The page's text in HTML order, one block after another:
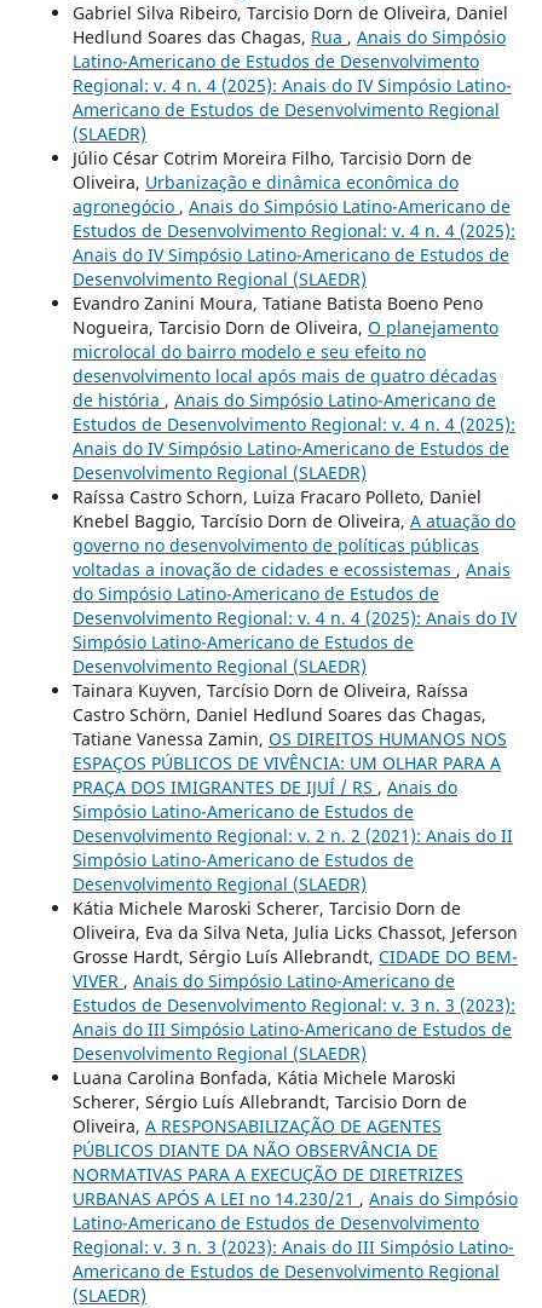
Gabriel Silva Ribeiro, Tarcisio Dorn de Oliveira, Daniel
Hedlund Soares das Chagas, Rua , Anais do Simpósio
Latino-Americano de Estudos de Desenvolvimento
Regional: v. 4 n. 4 (2025): Anais do IV Simpósio Latino-
Americano de Estudos de Desenvolvimento Regional
(SLAEDR)
Júlio César Cotrim Moreira Filho, Tarcisio Dorn de
Oliveira, Urbanização e dinâmica econômica do
agronegócio , Anais do Simpósio Latino-Americano de
Estudos de Desenvolvimento Regional: v. 4 n. 4 (2025):
Anais do IV Simpósio Latino-Americano de Estudos de
Desenvolvimento Regional (SLAEDR)
Evandro Zanini Moura, Tatiane Batista Boeno Peno
Nogueira, Tarcisio Dorn de Oliveira, O planejamento
microlocal do bairro modelo e seu efeito no
desenvolvimento local após mais de quatro décadas
de história , Anais do Simpósio Latino-Americano de
Estudos de Desenvolvimento Regional: v. 4 n. 4 (2025):
Anais do IV Simpósio Latino-Americano de Estudos de
Desenvolvimento Regional (SLAEDR)
Raíssa Castro Schorn, Luiza Fracaro Polleto, Daniel
Knebel Baggio, Tarcísio Dorn de Oliveira, A atuação do
governo no desenvolvimento de políticas públicas
voltadas a inovação de cidades e ecossistemas , Anais
do Simpósio Latino-Americano de Estudos de
Desenvolvimento Regional: v. 4 n. 4 (2025): Anais do IV
Simpósio Latino-Americano de Estudos de
Desenvolvimento Regional (SLAEDR)
Tainara Kuyven, Tarcísio Dorn de Oliveira, Raíssa
Castro Schörn, Daniel Hedlund Soares das Chagas,
Tatiane Vanessa Zamin, OS DIREITOS HUMANOS NOS
ESPAÇOS PÚBLICOS DE VIVÊNCIA: UM OLHAR PARA A
PRAÇA DOS IMIGRANTES DE IJUÍ / RS , Anais do
Simpósio Latino-Americano de Estudos de
Desenvolvimento Regional: v. 2 n. 2 (2021): Anais do II
Simpósio Latino-Americano de Estudos de
Desenvolvimento Regional (SLAEDR)
Kátia Michele Maroski Scherer, Tarcisio Dorn de
Oliveira, Eva da Silva Neta, Julia Licks Chassot, Jeferson
Grosse Hardt, Sérgio Luís Allebrandt, CIDADE DO BEM-
VIVER , Anais do Simpósio Latino-Americano de
Estudos de Desenvolvimento Regional: v. 3 n. 3 (2023):
Anais do III Simpósio Latino-Americano de Estudos de
Desenvolvimento Regional (SLAEDR)
Luana Carolina Bonfada, Kátia Michele Maroski
Scherer, Sérgio Luís Allebrandt, Tarcisio Dorn de
Oliveira, A RESPONSABILIZAÇÃO DE AGENTES
PÚBLICOS DIANTE DA NÃO OBSERVÂNCIA DE
NORMATIVAS PARA A EXECUÇÃO DE DIRETRIZES
URBANAS APÓS A LEI no 14.230/21 , Anais do Simpósio
Latino-Americano de Estudos de Desenvolvimento
Regional: v. 3 n. 3 (2023): Anais do III Simpósio Latino-
Americano de Estudos de Desenvolvimento Regional
(SLAEDR)